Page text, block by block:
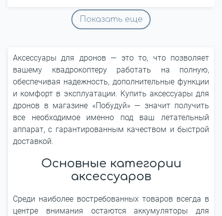
Показать еще
Аксессуары для дронов — это то, что позволяет
вашему квадрокоптеру работать на полную,
обеспечивая надежность, дополнительные функции
и комфорт в эксплуатации. Купить аксессуары для
дронов в магазине «Побудуй» — значит получить
все необходимое именно под ваш летательный
аппарат, с гарантированным качеством и быстрой
доставкой.
Основные категории
аксессуаров
Среди наиболее востребованных товаров всегда в
центре внимания остаются аккумуляторы для